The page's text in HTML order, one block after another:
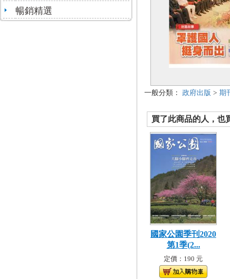
暢銷精選
一般分類： 政府出版 > 期
買了此商品的人，也
國家公園季刊2020
第1季(2...
定價：190 元